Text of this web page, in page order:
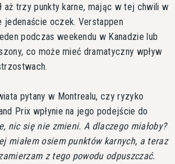
aż trzy punkty karne, mając w tej chwili w
jedenaście oczek. Verstappen
podczas weekendu w Kanadzie lub
co może mieć dramatyczny wpływ
pytany w Montrealu, czy ryzyko
Prix wpłynie na jego podejście do
nic się nie zmieni. A dlaczego miałoby?
miałem osiem punktów karnych, a teraz
z tego powodu odpuszczać.